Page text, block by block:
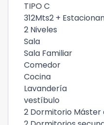
TIPO C
312Mts2 +
2 Niveles
Sala
Sala Familiar
Comedor
Cocina
Lavandería
vestíbulo
2 Dormitorio